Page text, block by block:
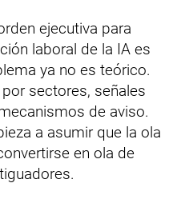
ejecutiva para
laboral de la IA es
ya no es teórico.
sectores, señales
de aviso.
a asumir que la ola
en ola de